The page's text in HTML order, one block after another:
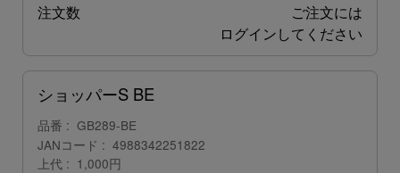
注文数
ご注文には
ログインしてください
ショッパーS BE
品番
GB289-BE
JANコード
4988342251822
上代
1,000円